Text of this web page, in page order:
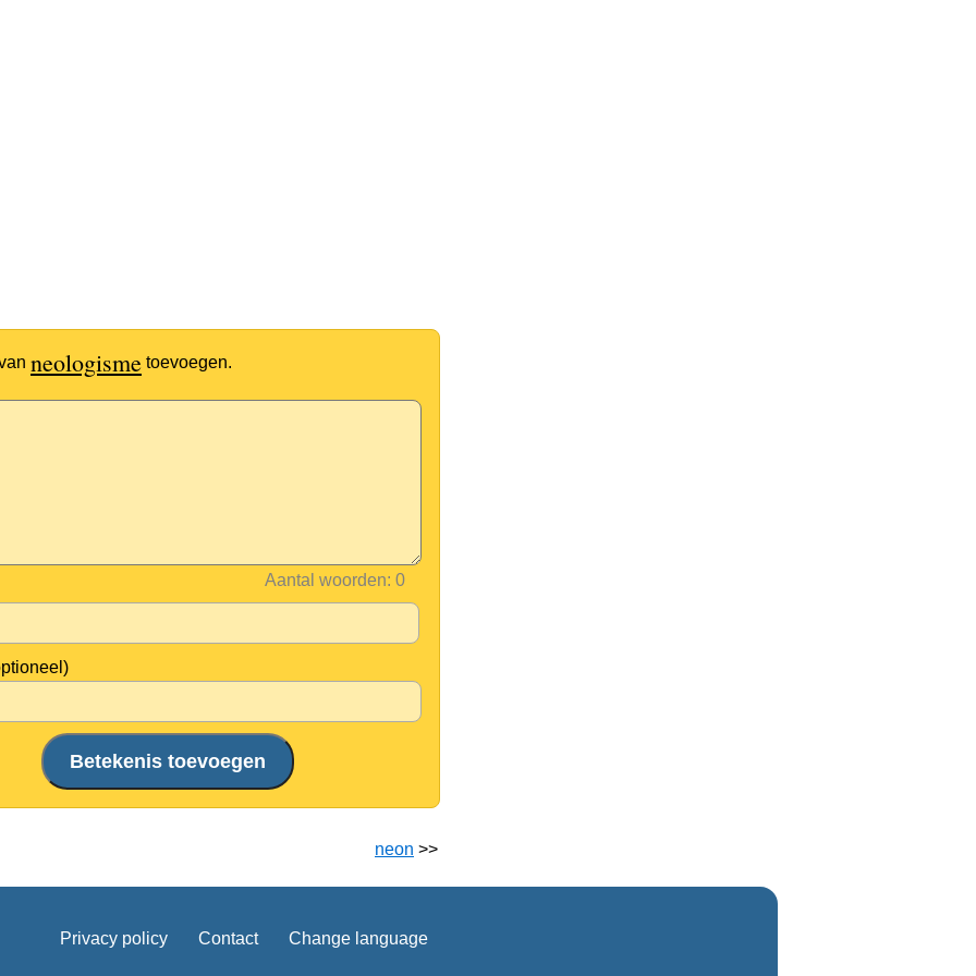
neologisme toevoegen.
Aantal woorden:
neon >>
Privacy policy Contact Change language